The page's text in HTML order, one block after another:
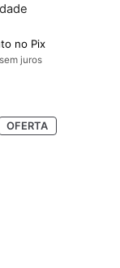
no Pix
juros
OFERTAPRODUTO
EM